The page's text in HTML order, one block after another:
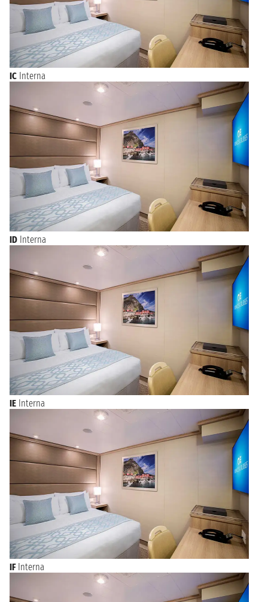
IC Interna
ID Interna
IE Interna
IF Interna